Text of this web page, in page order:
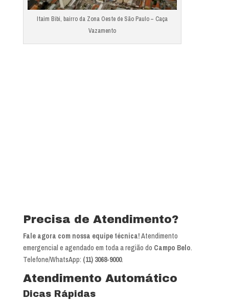
Itaim Bibi, bairro da Zona Oeste de São Paulo – Caça
Vazamento
Precisa de Atendimento?
Fale agora com nossa equipe técnica!Atendimento
emergencial e agendado em toda a região do Campo Belo.
Telefone/WhatsApp: (11) 3068-9000.
Atendimento Automático
Dicas Rápidas